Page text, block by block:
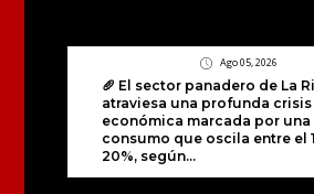
Ago 05, 2026
🥖 El sector panadero de La
atraviesa una profunda crisis
económica marcada por una
consumo que oscila entre el
20%, según...